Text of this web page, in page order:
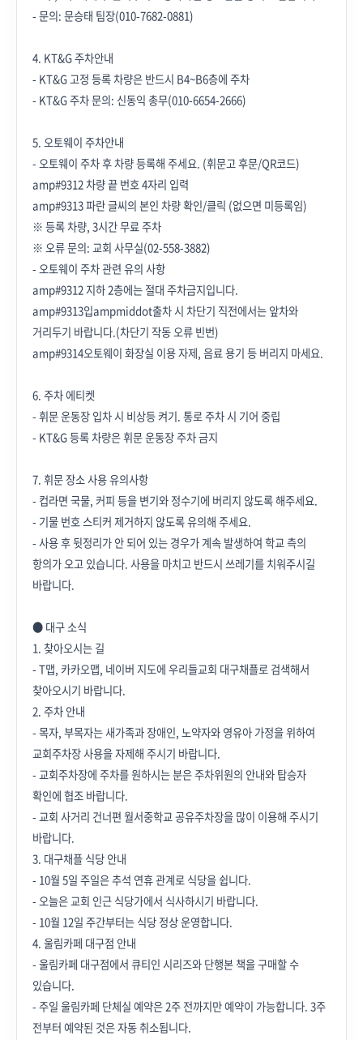
- 문의: 문승태 팀장(010-7682-0881)
4. KT&G 주차안내
- KT&G 고정 등록 차량은 반드시 B4~B6층에 주차
- KT&G 주차 문의: 신동익 총무(010-6654-2666)
5. 오토웨이 주차안내
- 오토웨이 주차 후 차량 등록해 주세요. (휘문고 후문/QR코드)
amp#9312 차량 끝 번호 4자리 입력
amp#9313 파란 글씨의 본인 차량 확인/클릭 (없으면 미등록임)
※ 등록 차량, 3시간 무료 주차
※ 오류 문의: 교회 사무실(02-558-3882)
- 오토웨이 주차 관련 유의 사항
amp#9312 지하 2층에는 절대 주차금지입니다.
amp#9313입ampmiddot출차 시 차단기 직전에서는 앞차와
거리두기 바랍니다.(차단기 작동 오류 빈번)
amp#9314오토웨이 화장실 이용 자제, 음료 용기 등 버리지 마세요.
6. 주차 에티켓
- 휘문 운동장 입차 시 비상등 켜기. 통로 주차 시 기어 중립
- KT&G 등록 차량은 휘문 운동장 주차 금지
7. 휘문 장소 사용 유의사항
- 컵라면 국물, 커피 등을 변기와 정수기에 버리지 않도록 해주세요.
- 기물 번호 스티커 제거하지 않도록 유의해 주세요.
- 사용 후 뒷정리가 안 되어 있는 경우가 계속 발생하여 학교 측의
항의가 오고 있습니다. 사용을 마치고 반드시 쓰레기를 치워주시길
바랍니다.
● 대구 소식
1. 찾아오시는 길
- T맵, 카카오맵, 네이버 지도에 우리들교회 대구채플로 검색해서
찾아오시기 바랍니다.
2. 주차 안내
- 목자, 부목자는 새가족과 장애인, 노약자와 영유아 가정을 위하여
교회주차장 사용을 자제해 주시기 바랍니다.
- 교회주차장에 주차를 원하시는 분은 주차위원의 안내와 탑승자
확인에 협조 바랍니다.
- 교회 사거리 건너편 월서중학교 공유주차장을 많이 이용해 주시기
바랍니다.
3. 대구채플 식당 안내
- 10월 5일 주일은 추석 연휴 관계로 식당을 쉽니다.
- 오늘은 교회 인근 식당가에서 식사하시기 바랍니다.
- 10월 12일 주간부터는 식당 정상 운영합니다.
4. 울림카페 대구점 안내
- 울림카페 대구점에서 큐티인 시리즈와 단행본 책을 구매할 수
있습니다.
- 주일 울림카페 단체실 예약은 2주 전까지만 예약이 가능합니다. 3주
전부터 예약된 것은 자동 취소됩니다.